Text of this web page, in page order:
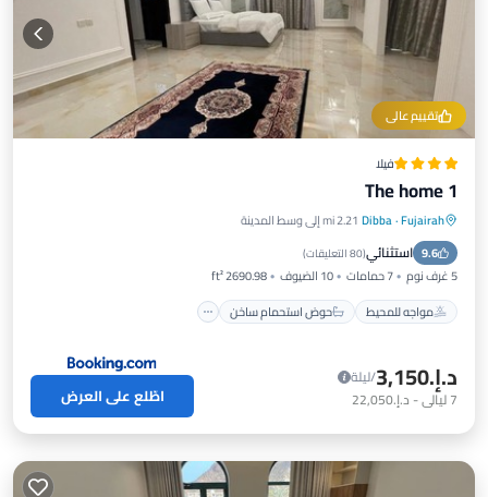
تقييم عالي
فيلا
The home 1
Fujairah
·
Dibba 2.21 mi إلى وسط المدينة
9.6 استثنائي(80 التعليقات )
5 غرف نوم 7 حمامات 10 الضيوف
2690.98 ft²
مواجه للمحيط
حوض استحمام ساخن
مواجه للمحيط حوض استحمام ساخن
موقف سيارات
د.إ.‏3,150
/ليلة
7ليالي- د.إ.‏22,050 اطّلع على العرض